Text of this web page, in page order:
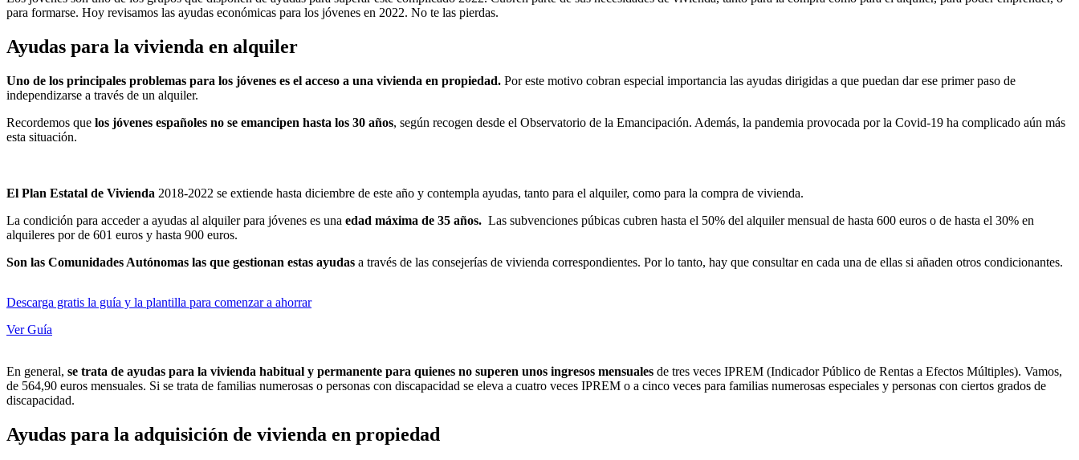
para formarse. Hoy revisamos las ayudas económicas para los jóvenes en 2022. No te las pierdas.
Ayudas para la vivienda en alquiler
Uno de los principales problemas para los jóvenes es el acceso a una vivienda en propiedad. Por este motivo cobran especial importancia las ayudas dirigidas a que puedan dar ese primer paso de
independizarse a través de un alquiler.
Recordemos que los jóvenes españoles no se emancipen hasta los 30 años, según recogen desde el Observatorio de la Emancipación. Además, la pandemia provocada por la Covid-19 ha complicado aún más
esta situación.
El Plan Estatal de Vivienda 2018-2022 se extiende hasta diciembre de este año y contempla ayudas, tanto para el alquiler, como para la compra de vivienda.
La condición para acceder a ayudas al alquiler para jóvenes es una edad máxima de 35 años. Las subvenciones púbicas cubren hasta el 50% del alquiler mensual de hasta 600 euros o de hasta el 30% en
alquileres por de 601 euros y hasta 900 euros.
Son las Comunidades Autónomas las que gestionan estas ayudas a través de las consejerías de vivienda correspondientes. Por lo tanto, hay que consultar en cada una de ellas si añaden otros condicionantes.
Descarga gratis la guía y la plantilla para comenzar a ahorrar
Ver Guía
En general, se trata de ayudas para la vivienda habitual y permanente para quienes no superen unos ingresos mensuales de tres veces IPREM (Indicador Público de Rentas a Efectos Múltiples). Vamos,
de 564,90 euros mensuales. Si se trata de familias numerosas o personas con discapacidad se eleva a cuatro veces IPREM o a cinco veces para familias numerosas especiales y personas con ciertos grados de
discapacidad.
Ayudas para la adquisición de vivienda en propiedad